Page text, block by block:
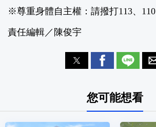
※尊重身體自主權：請撥打113、110
責任編輯／陳俊宇
您可能想看